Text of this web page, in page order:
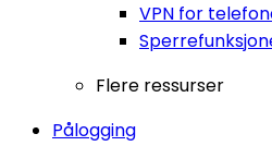
VPN for
Flere ressurser
Pålogging